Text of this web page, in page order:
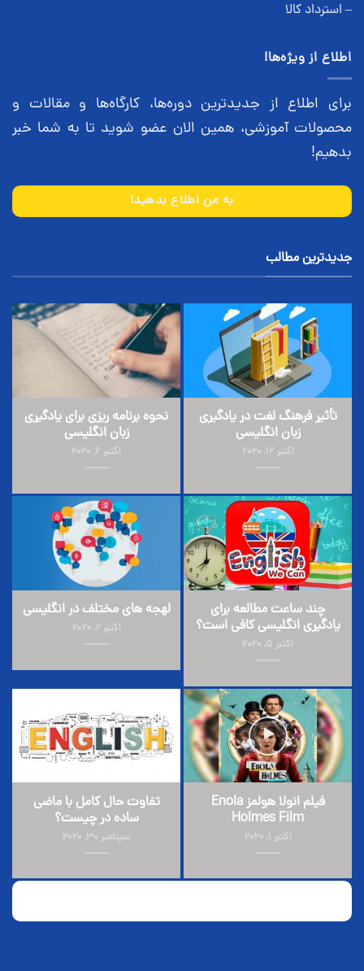
– استرداد کالا
اطلاع از ویژه‌ها!
برای اطلاع از جدیدترین دوره‌ها، کارگاه‌ها و مقالات و
محصولات آموزشی، همین الان عضو شوید تا به شما خبر
بدهیم!
به من اطلاع بدهید!
جدیدترین مطالب
تأثیر فرهنگ لغت در یادگیری
زبان انگلیسی
اکتبر 12, 2020
نحوه برنامه ریزی برای یادگیری
زبان انگلیسی
اکتبر 6, 2020
چند ساعت مطالعه برای
یادگیری انگلیسی کافی است؟
اکتبر 5, 2020
لهجه های مختلف در انگلیسی
اکتبر 2, 2020
فیلم انولا هولمز Enola
Holmes Film
اکتبر 1, 2020
تفاوت حال کامل با ماضی
ساده در چیست؟
سپتامبر 30, 2020